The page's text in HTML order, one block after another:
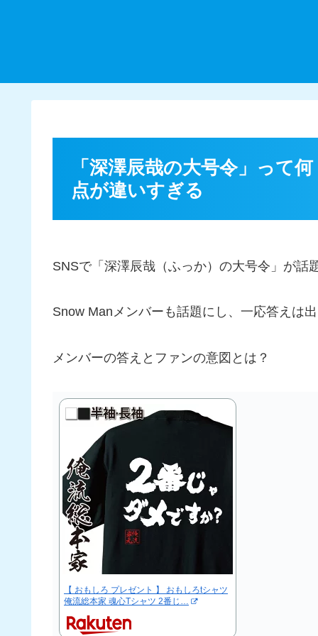
「深澤辰哉の大号令」って
点が違いすぎる
SNSで「深澤辰哉（ふっか）の大号令」が話
Snow Manメンバーも話題にし、一応答えは
メンバーの答えとファンの意図とは？
【 おもしろ プレゼント 】 おもしろtシャツ
俺流総本家 魂心Tシャツ 2番じ…